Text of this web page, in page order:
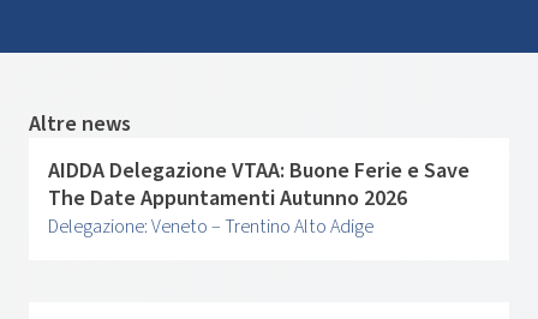
Altre news
AIDDA Delegazione VTAA: Buone Ferie e Save
The Date Appuntamenti Autunno 2026
Delegazione: Veneto – Trentino Alto Adige